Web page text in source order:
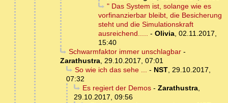
" Das System ist, solange wie es
vorfinanzierbar bleibt, die Besicherung
steht und die Simulationskraft
ausreichend..... - Olivia, 02.11.2017,
15:40
Schwarmfaktor immer unschlagbar-
Zarathustra, 29.10.2017, 07:01
So wie ich das sehe ... - NST, 29.10.2017,
07:32
Es regiert der Demos- Zarathustra,
29.10.2017, 09:56